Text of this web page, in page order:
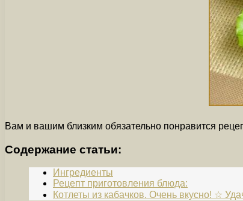
Вам и вашим близким обязательно понравится
Содержание статьи:
Ингредиенты
Рецепт приготовления блюда:
Котлеты из кабачков. Очень вкусно! ☆